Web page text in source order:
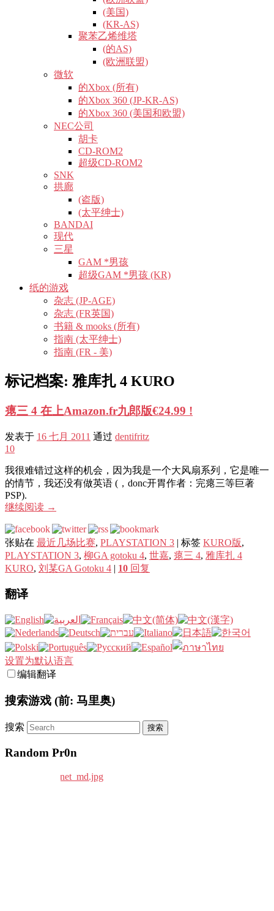
(美国)
(KR-AS)
聚苯乙烯维塔
(的AS)
(欧洲联盟)
微软
的Xbox (所有)
的Xbox 360 (JP-KR-AS)
的Xbox 360 (美国和欧盟)
NEC公司
胡卡
CD-ROM2
超级CD-ROM2
SNK
拱廊
(盗版)
(太平绅士)
BANDAI
现代
三星
GAM *男孩
超级GAM *男孩 (KR)
纸的游戏
杂志 (JP-AGE)
杂志 (FR英国)
书籍 & mooks (所有)
指南 (太平绅士)
指南 (FR - 美)
标记档案: 雅库扎 4 KURO
瘪三 4 在上Amazon.fr九郎版€24.99 !
发表于 16 七月 2011 通过 dentifritz
10
我很难错过这样的机会，因为我是一个大风扇系列，它是唯一
的情节，我还没有做英语 (，donc开胃作者：完瘪三等巨著
PSP).
继续阅读 →
张贴在 最近几场比赛, PLAYSTATION 3 | 标签 KURO版,
PLAYSTATION 3, 柳GA gotoku 4, 世嘉, 瘪三 4, 雅库扎 4
KURO, 刘某GA Gotoku 4 | 10 回复
翻译
设置为默认语言
编辑翻译
搜索游戏 (前: 马里奥)
搜索
Random Pr0n